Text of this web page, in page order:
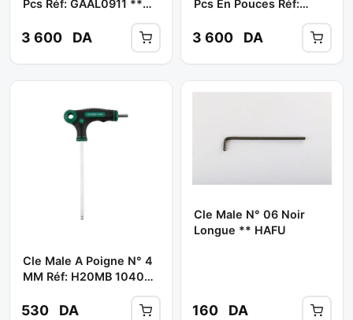
Pcs Réf: GAAL0911 **
3 600 DA
Pcs En Pouces Réf:
GBAL0901 ** TOPTUL
3 600 DA
Cle Male A Poigne N° 4
MM Réf: H20MB 1040
530 DA
Cle Male N° 06 Noir
Longue ** HAFU
160 DA